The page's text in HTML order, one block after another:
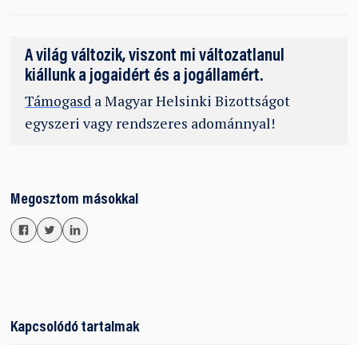
A világ változik, viszont mi változatlanul
kiállunk a jogaidért és a jogállamért.
Támogasd a Magyar Helsinki Bizottságot
egyszeri vagy rendszeres adománnyal!
Megosztom másokkal
Kapcsolódó tartalmak